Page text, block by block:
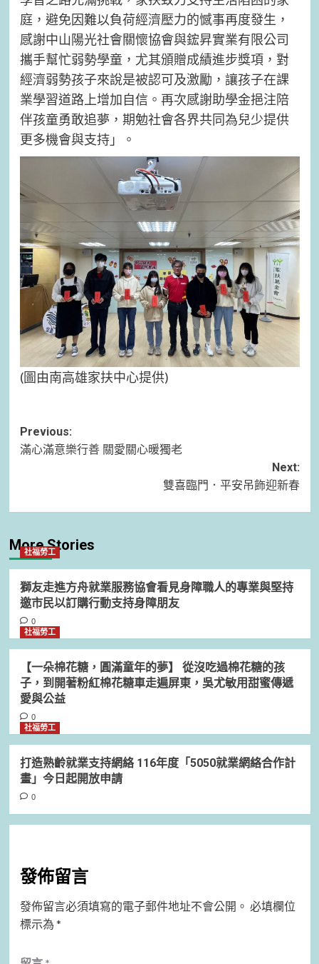
庭，避免因難以負荷經濟壓力的憾事再度發生，
感謝中山陽光社會關懷協會與鋐昇實業有限公司
攜手幫忙弱勢學童，尤其頒贈成績進步獎項，對
經濟弱勢孩子來說是被認可及激勵，讓孩子在課
業學習道路上增加自信。再次感謝助學金挹注陪
伴孩童勇敢追夢，期勉社會各界共同為兒少提供
更多機會與支持」。
(圖由南高雄家扶中心提供)
Post
navigation
Previous:
滿心滿意樂行善 關愛關心暖獨老
Next:
雙喜臨門．平安吊飾迎新春
More Stories
社福勞工
獅友走進方舟就業服務協會看見身障職人的專業與堅持
邀市民以訂購行動支持身障朋友
0
社福勞工
【一朵棉花糖，圓滿童年的夢】 從沒吃過棉花糖的孩
子，到開著粉紅棉花糖車走遍屏東，吳尤敏用甜蜜傳遞
愛與公益
0
社福勞工
打造熟齡就業支持網絡 116年度「5050就業網絡合作計
畫」今日起開放申請
0
發佈留言
發佈留言必須填寫的電子郵件地址不會公開。 必填欄位
標示為 *